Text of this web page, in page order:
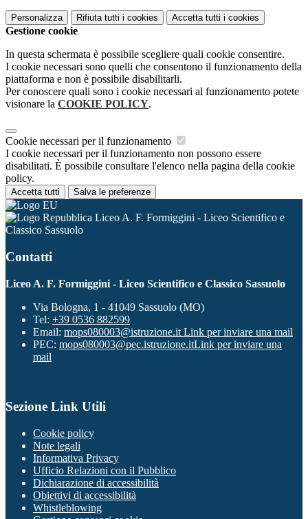
Personalizza Rifiuta tutti i cookies Accetta tutti i cookies
Gestione cookie
In questa schermata è possibile scegliere quali cookie consentire.
I cookie necessari sono quelli che consentono il funzionamento della
piattaforma e non è possibile disabilitarli.
Per conoscere quali sono i cookie necessari al funzionamento potete
visionare la COOKIE POLICY.
Cookie necessari per il funzionamento
I cookie necessari per il funzionamento non possono essere
disabilitati. È possibile consultare l'elenco nella pagina della cookie
policy.
Accetta tutti Salva le preferenze
Liceo A. F. Formiggini - Liceo Scientifico e
Classico Sassuolo
Contatti
Liceo A. F. Formiggini - Liceo Scientifico e Classico Sassuolo
Via Bologna, 1 - 41049 Sassuolo (MO)
Tel: +39 0536 882599
Email: mops080003@istruzione.it Link per inviare una mail
PEC: mops080003@pec.istruzione.itLink per inviare una
mail
Sezione Link Utili
Cookie policy
Note legali
Informativa Privacy
Ufficio Relazioni con il Pubblico
Dichiarazione di accessibilità
Obiettivi di accessibilità
Whistleblowing